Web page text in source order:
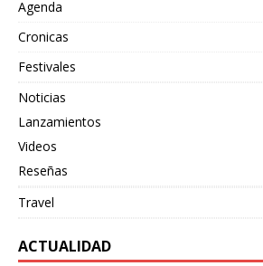
Agenda
Cronicas
Festivales
Noticias
Lanzamientos
Videos
Reseñas
Travel
ACTUALIDAD